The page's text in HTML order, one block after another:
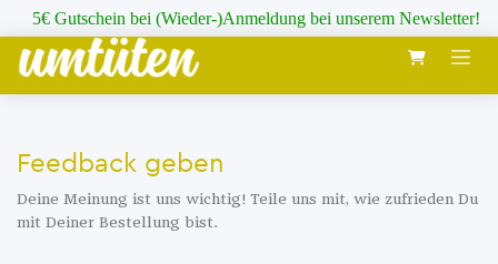
Zum Inhalt springen
5€ Gutschein bei (Wieder-)Anmeldung bei unserem Newsletter!
Feedback geben
Deine Meinung ist uns wichtig! Teile uns mit, wie zufrieden Du
mit Deiner Bestellung bist.